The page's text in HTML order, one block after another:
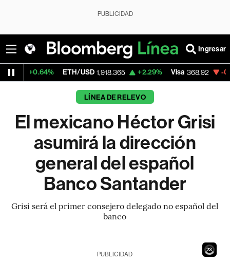
PUBLICIDAD
Ingresar
ETH/USD 1,918.365 +2.29% Visa 368.92 -0.18%
LÍNEA DE RELEVO
El mexicano Héctor Grisi
asumirá la dirección
general del español
Banco Santander
Grisi será el primer consejero delegado no español del
banco
21
PUBLICIDAD